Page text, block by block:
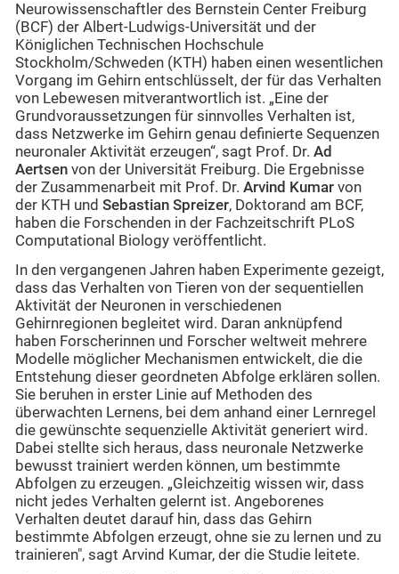
Neurowissenschaftler des Bernstein Center Freiburg
(BCF) der Albert-Ludwigs-Universität und der
Königlichen Technischen Hochschule
Stockholm/Schweden (KTH) haben einen wesentlichen
Vorgang im Gehirn entschlüsselt, der für das Verhalten
von Lebewesen mitverantwortlich ist. „Eine der
Grundvoraussetzungen für sinnvolles Verhalten ist,
dass Netzwerke im Gehirn genau definierte Sequenzen
neuronaler Aktivität erzeugen“, sagt Prof. Dr. Ad
Aertsen von der Universität Freiburg. Die Ergebnisse
der Zusammenarbeit mit Prof. Dr. Arvind Kumar von
der KTH und Sebastian Spreizer, Doktorand am BCF,
haben die Forschenden in der Fachzeitschrift PLoS
Computational Biology veröffentlicht.
In den vergangenen Jahren haben Experimente gezeigt,
dass das Verhalten von Tieren von der sequentiellen
Aktivität der Neuronen in verschiedenen
Gehirnregionen begleitet wird. Daran anknüpfend
haben Forscherinnen und Forscher weltweit mehrere
Modelle möglicher Mechanismen entwickelt, die die
Entstehung dieser geordneten Abfolge erklären sollen.
Sie beruhen in erster Linie auf Methoden des
überwachten Lernens, bei dem anhand einer Lernregel
die gewünschte sequenzielle Aktivität generiert wird.
Dabei stellte sich heraus, dass neuronale Netzwerke
bewusst trainiert werden können, um bestimmte
Abfolgen zu erzeugen. „Gleichzeitig wissen wir, dass
nicht jedes Verhalten gelernt ist. Angeborenes
Verhalten deutet darauf hin, dass das Gehirn
bestimmte Abfolgen erzeugt, ohne sie zu lernen und zu
trainieren", sagt Arvind Kumar, der die Studie leitete.